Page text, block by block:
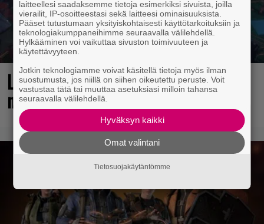
Loistopeli Steamistä maksutta –
mutta pidä kiirettä lataamisen kanssa
laitteellesi saadaksemme tietoja esimerkiksi sivuista, joilla
vierailit, IP-osoitteestasi sekä laitteesi ominaisuuksista.
Pääset tutustumaan yksityiskohtaisesti käyttötarkoituksiin ja
teknologiakumppaneihimme seuraavalla välilehdellä.
Hylkääminen voi vaikuttaa sivuston toimivuuteen ja
käytettävyyteen.
Jotkin teknologiamme voivat käsitellä tietoja myös ilman
suostumusta, jos niillä on siihen oikeutettu peruste. Voit
vastustaa tätä tai muuttaa asetuksiasi milloin tahansa
seuraavalla välilehdellä.
Hyväksyn kaikki
Omat valintani
Tietosuojakäytäntömme